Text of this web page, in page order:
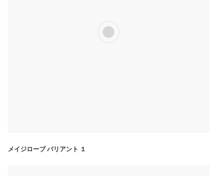
メイジローブ バリアント １